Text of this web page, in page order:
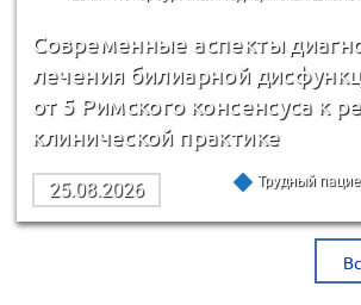
Современные аспекты
лечения билиарной
от 5 Римского консенсуса к
клинической практике
25.08.2026
Трудный